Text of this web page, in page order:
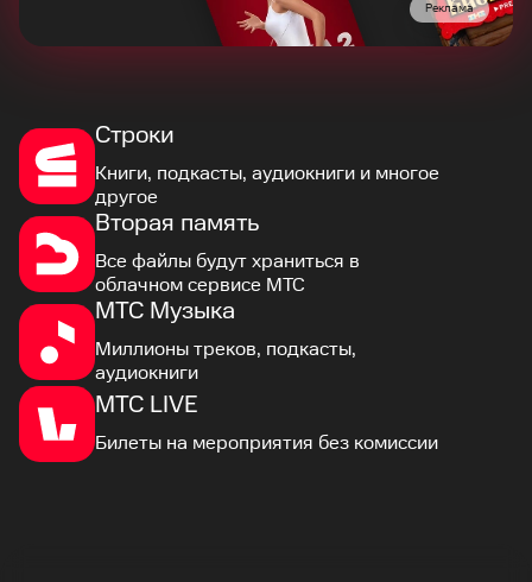
Реклама
Строки
Книги, подкасты, аудиокниги и многое
другое
Вторая память
Все файлы будут храниться в
облачном сервисе МТС
МТС Музыка
Миллионы треков, подкасты,
аудиокниги
МТС LIVE
Билеты на мероприятия без комиссии